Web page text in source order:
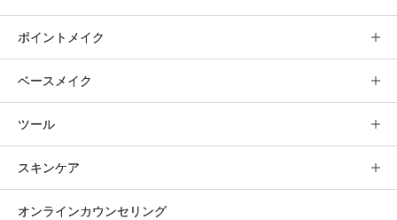
ポイントメイク
ベースメイク
ツール
スキンケア
オンラインカウンセリング